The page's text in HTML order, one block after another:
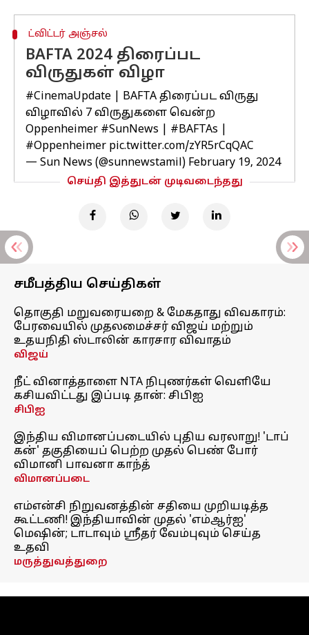
ட்விட்டர் அஞ்சல்
BAFTA 2024 திரைப்பட
விருதுகள் விழா
#CinemaUpdate | BAFTA திரைப்பட விருது
விழாவில் 7 விருதுகளை வென்ற
Oppenheimer #SunNews #BAFTAs
#Oppenheimer pic.twitter.com/zYR5rCqQAC
— Sun News (@sunnewstamil) February 19, 2024
செய்தி இத்துடன் முடிவடைந்தது
சமீபத்திய செய்திகள்
தொகுதி மறுவரையறை & மேகதாது விவகாரம்:
பேரவையில் முதலமைச்சர் விஜய் மற்றும்
உதயநிதி ஸ்டாலின் காரசார விவாதம்
விஜய்
நீட் வினாத்தாளை NTA நிபுணர்கள் வெளியே
கசியவிட்டது இப்படி தான்: சிபிஐ
சிபிஐ
இந்திய விமானப்படையில் புதிய வரலாறு! 'டாப்
கன்' தகுதியைப் பெற்ற முதல் பெண் போர்
விமானி பாவனா காந்த்
விமானப்படை
எம்என்சி நிறுவனத்தின் சதியை முறியடித்த
கூட்டணி! இந்தியாவின் முதல் 'எம்ஆர்ஐ'
மெஷின்; டாடாவும் ஸ்ரீதர் வேம்புவும் செய்த
உதவி
மருத்துவத்துறை